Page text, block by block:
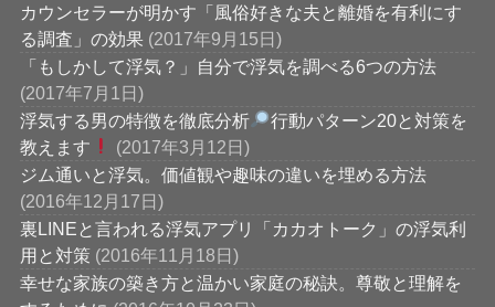
カウンセラーが明かす「風俗好きな夫と離婚を有利にす
る調査」の効果 (2017年9月15日)
「もしかして浮気？」自分で浮気を調べる6つの方法
(2017年7月1日)
浮気する男の特徴を徹底分析
行動パターン20と対策を
教えます
(2017年3月12日)
ジム通いと浮気。価値観や趣味の違いを埋める方法
(2016年12月17日)
裏LINEと言われる浮気アプリ「カカオトーク」の浮気利
用と対策 (2016年11月18日)
幸せな家族の築き方と温かい家庭の秘訣。尊敬と理解を